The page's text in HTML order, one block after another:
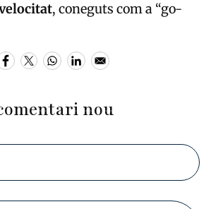
, coneguts com a “go-
nou